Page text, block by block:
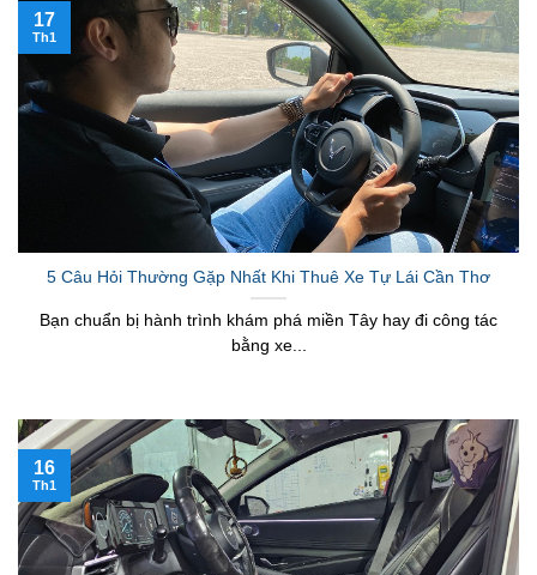
5 Câu Hỏi Thường Gặp Nhất Khi Thuê Xe Tự Lái Cần Thơ
Bạn chuẩn bị hành trình khám phá miền Tây hay đi công tác
bằng xe...
17
Th1
16
Th1